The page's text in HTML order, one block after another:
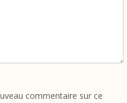
commentaire sur ce